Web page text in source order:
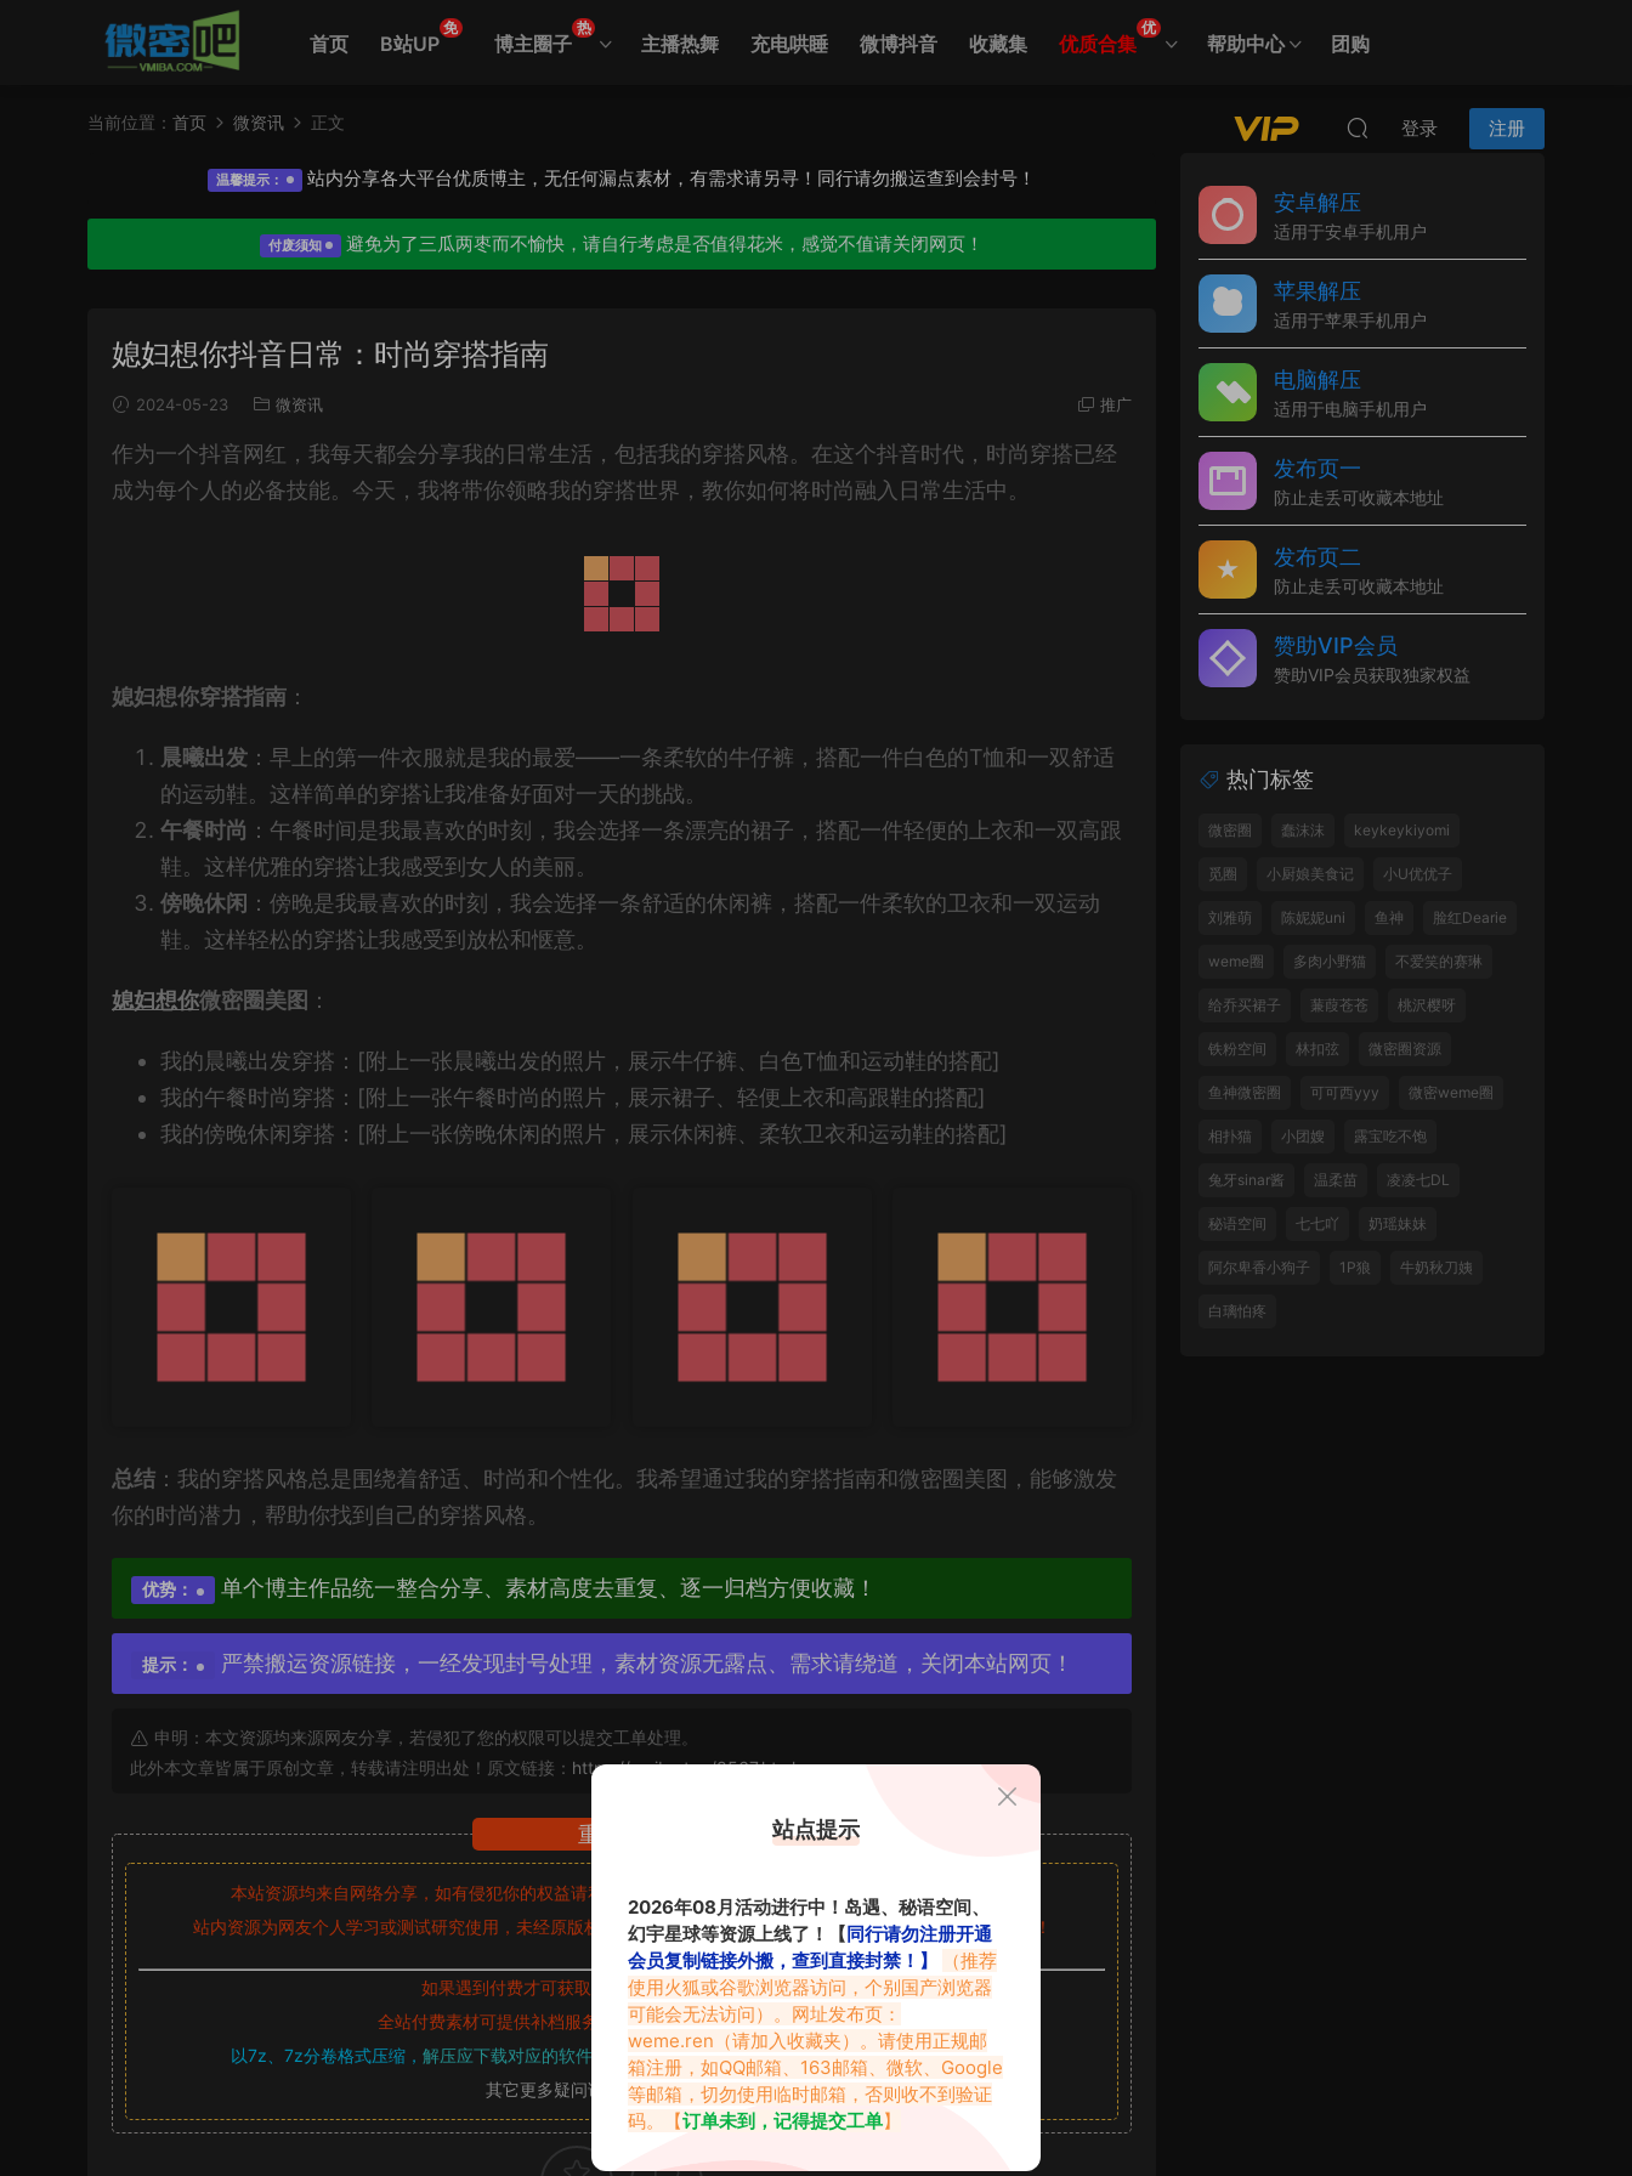
首页 B站UP
免
博主圈子
热
主播热舞 充电哄睡 微博抖音 收藏集 优质合集
优
帮助中心 团购
登录 注册
当前位置： 首页 微资讯 正文
温馨提示： 站内分享各大平台优质博主，无任何漏点素材，有需求请另寻！同行请勿搬运查到会封号！
付废须知 避免为了三瓜两枣而不愉快，请自行考虑是否值得花米，感觉不值请关闭网页！
媳妇想你抖音日常：时尚穿搭指南
2024-05-23 微资讯 推广
作为一个抖音网红，我每天都会分享我的日常生活，包括我的穿搭风格。在这个抖音时代，时尚穿搭已经
成为每个人的必备技能。今天，我将带你领略我的穿搭世界，教你如何将时尚融入日常生活中。
媳妇想你穿搭指南 ：
晨曦出发 ：早上的第一件衣服就是我的最爱——一条柔软的牛仔裤，搭配一件白色的T恤和一双舒适
的运动鞋。这样简单的穿搭让我准备好面对一天的挑战。
午餐时尚 ：午餐时间是我最喜欢的时刻，我会选择一条漂亮的裙子，搭配一件轻便的上衣和一双高跟
鞋。这样优雅的穿搭让我感受到女人的美丽。
傍晚休闲 ：傍晚是我最喜欢的时刻，我会选择一条舒适的休闲裤，搭配一件柔软的卫衣和一双运动
鞋。这样轻松的穿搭让我感受到放松和惬意。
媳妇想你微密圈美图 ：
我的晨曦出发穿搭：[附上一张晨曦出发的照片，展示牛仔裤、白色T恤和运动鞋的搭配]
我的午餐时尚穿搭：[附上一张午餐时尚的照片，展示裙子、轻便上衣和高跟鞋的搭配]
我的傍晚休闲穿搭：[附上一张傍晚休闲的照片，展示休闲裤、柔软卫衣和运动鞋的搭配]
总结 ：我的穿搭风格总是围绕着舒适、时尚和个性化。我希望通过我的穿搭指南和微密圈美图，能够激发
你的时尚潜力，帮助你找到自己的穿搭风格。
优势： 单个博主作品统一整合分享、素材高度去重复、逐一归档方便收藏！
提示： 严禁搬运资源链接，一经发现封号处理，素材资源无露点、需求请绕道，关闭本站网页！
申明：本文资源均来源网友分享，若侵犯了您的权限可以提交工单处理。
此外本文章皆属于原创文章，转载请注明出处！原文链接： https://vmiba.top/8567.html
重要声明
本站资源均来自网络分享，如有侵犯你的权益请私信留言
站内资源为网友个人学习或测试研究使用，未经原版权作者许可,禁止用于任何商业途径！请在下载24小时内删除！
如果遇到付费才可获取的素材，建议升级对应的VIP。
全站付费素材可提供补档服务
均有备份”，素材以主流网盘分享。
以7z、7z分卷格式压缩， 解压应下载对应的软件操作， 电脑：7-zip；安卓：zarchiver；苹果：解压专家
其它更多疑问请查看站内帮助中心！
安卓解压
适用于安卓手机用户
苹果解压
适用于苹果手机用户
电脑解压
适用于电脑手机用户
发布页一
防止走丢可收藏本地址
发布页二
防止走丢可收藏本地址
赞助VIP会员
赞助VIP会员获取独家权益
热门标签
微密圈 蠢沫沫 keykeykiyomi
觅圈 小厨娘美食记 小U优优子
刘雅萌 陈妮妮uni 鱼神 脸红Dearie
weme圈 多肉小野猫 不爱笑的赛琳
给乔买裙子 蒹葭苍苍 桃沢樱呀
铁粉空间 林扣弦 微密圈资源
鱼神微密圈 可可西yyy 微密weme圈
相扑猫 小团嫂 露宝吃不饱
兔牙sinar酱 温柔苗 凌凌七DL
秘语空间 七七吖 奶瑶妹妹
阿尔卑香小狗子 1P狼 牛奶秋刀姨
白璃怕疼
站点提示
2026年08月活动进行中！岛遇、秘语空间、
幻宇星球等资源上线了！【 同行请勿注册开通
会员复制链接外搬，查到直接封禁！】
（推荐
使用火狐或谷歌浏览器访问，个别国产浏览器
可能会无法访问）。网址发布页：
weme.ren （请加入收藏夹）。请使用正规邮
箱注册，如QQ邮箱、163邮箱、微软、Google
等邮箱，切勿使用临时邮箱，否则收不到验证
码。【订单未到，记得提交工单】